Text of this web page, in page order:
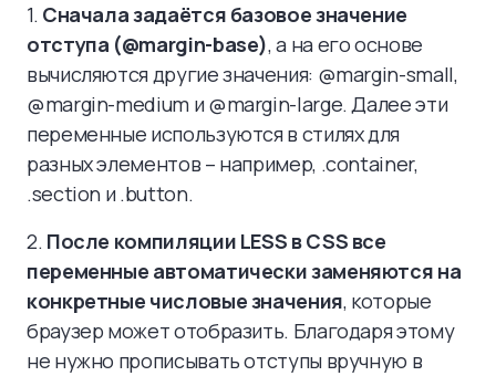
1. Сначала задаётся базовое значение
отступа (@margin-base), а на его основе
вычисляются другие значения: @margin-small,
@margin-medium и @margin-large. Далее эти
переменные используются в стилях для
разных элементов – например, .container,
.section и .button.
2. После компиляции LESS в CSS все
переменные автоматически заменяются на
конкретные числовые значения, которые
браузер может отобразить. Благодаря этому
не нужно прописывать отступы вручную в